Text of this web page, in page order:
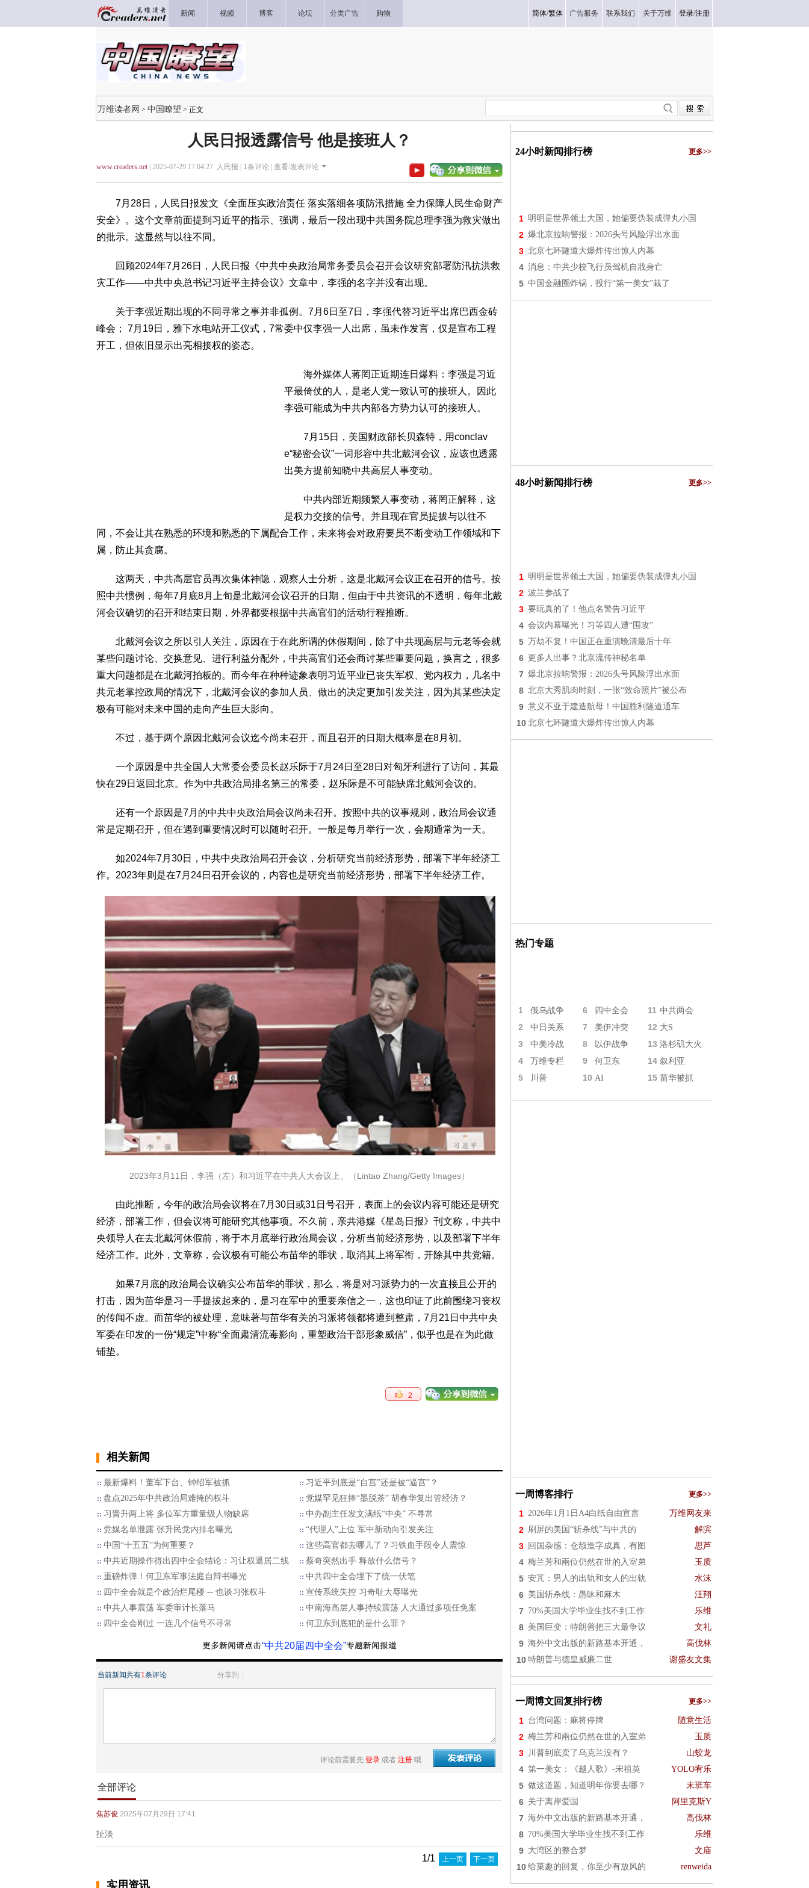
新闻 视频 博客 论坛 分类广告 购物 简体/繁体 广告服务 联系我们 关于万维 登录/注册
万维读者网 > 中国瞭望 > 正文
人民日报透露信号 他是接班人？
www.creaders.net| 2025-07-29 17:04:27 人民报 | 1条评论 | 查看/发表评论
7月28日，人民日报发文《全面压实政治责任 落实落细各项防汛措施 全力保障人民生命财产
安全》。这个文章前面提到习近平的指示、强调，最后一段出现中共国务院总理李强为救灾做出
的批示。这显然与以往不同。
回顾2024年7月26日，人民日报《中共中央政治局常务委员会召开会议研究部署防汛抗洪救
灾工作——中共中央总书记习近平主持会议》文章中，李强的名字并没有出现。
关于李强近期出现的不同寻常之事并非孤例。7月6日至7日，李强代替习近平出席巴西金砖
峰会； 7月19日，雅下水电站开工仪式，7常委中仅李强一人出席，虽未作发言，仅是宣布工程
开工，但依旧显示出亮相接权的姿态。
海外媒体人蒋罔正近期连日爆料：李强是习近
平最倚仗的人，是老人党一致认可的接班人。因此
李强可能成为中共内部各方势力认可的接班人。
7月15日，美国财政部长贝森特，用conclav
e“秘密会议”一词形容中共北戴河会议，应该也透露
出美方提前知晓中共高层人事变动。
中共内部近期频繁人事变动，蒋罔正解释，这
是权力交接的信号。并且现在官员提拔与以往不
同，不会让其在熟悉的环境和熟悉的下属配合工作，未来将会对政府要员不断变动工作领域和下
属，防止其贪腐。
这两天，中共高层官员再次集体神隐，观察人士分析，这是北戴河会议正在召开的信号。按
照中共惯例，每年7月底8月上旬是北戴河会议召开的日期，但由于中共资讯的不透明，每年北戴
河会议确切的召开和结束日期，外界都要根据中共高官们的活动行程推断。
北戴河会议之所以引人关注，原因在于在此所谓的休假期间，除了中共现高层与元老等会就
某些问题讨论、交换意见、进行利益分配外，中共高官们还会商讨某些重要问题，换言之，很多
重大问题都是在北戴河拍板的。而今年在种种迹象表明习近平业已丧失军权、党内权力，几名中
共元老掌控政局的情况下，北戴河会议的参加人员、做出的决定更加引发关注，因为其某些决定
极有可能对未来中国的走向产生巨大影向。
不过，基于两个原因北戴河会议迄今尚未召开，而且召开的日期大概率是在8月初。
一个原因是中共全国人大常委会委员长赵乐际于7月24日至28日对匈牙利进行了访问，其最
快在29日返回北京。作为中共政治局排名第三的常委，赵乐际是不可能缺席北戴河会议的。
还有一个原因是7月的中共中央政治局会议尚未召开。按照中共的议事规则，政治局会议通
常是定期召开，但在遇到重要情况时可以随时召开。一般是每月举行一次，会期通常为一天。
如2024年7月30日，中共中央政治局召开会议，分析研究当前经济形势，部署下半年经济工
作。2023年则是在7月24日召开会议的，内容也是研究当前经济形势，部署下半年经济工作。
2023年3月11日，李强（左）和习近平在中共人大会议上。（Lintao Zhang/Getty Images）
由此推断，今年的政治局会议将在7月30日或31日号召开，表面上的会议内容可能还是研究
经济，部署工作，但会议将可能研究其他事项。不久前，亲共港媒《星岛日报》刊文称，中共中
央领导人在去北戴河休假前，将于本月底举行政治局会议，分析当前经济形势，以及部署下半年
经济工作。此外，文章称，会议极有可能公布苗华的罪状，取消其上将军衔，开除其中共党籍。
如果7月底的政治局会议确实公布苗华的罪状，那么，将是对习派势力的一次直接且公开的
打击，因为苗华是习一手提拔起来的，是习在军中的重要亲信之一，这也印证了此前围绕习丧权
的传闻不虚。而苗华的被处理，意味著与苗华有关的习派将领都将遭到整肃，7月21日中共中央
军委在印发的一份“规定”中称“全面肃清流毒影向，重塑政治干部形象威信”，似乎也是在为此做
铺垫。
2
相关新闻
最新爆料！董军下台、钟绍军被抓
习近平到底是“自宫”还是被“逼宫”？
盘点2025年中共政治局难掩的权斗
党媒罕见狂捧“墨脱茶” 胡春华复出管经济？
习晋升两上将 多位军方重量级人物缺席
中办副主任发文满纸“中央” 不寻常
党媒名单泄露 张升民党内排名曝光
“代理人”上位 军中新动向引发关注
中国“十五五”为何重要？
这些高官都去哪儿了？习铁血手段令人震惊
中共近期操作得出四中全会结论：习让权退居二线
蔡奇突然出手 释放什么信号？
重磅炸弹！何卫东军事法庭自辩书曝光
中共四中全会埋下了统一伏笔
四中全会就是个政治烂尾楼 -- 也谈习张权斗
宣传系统失控 习奇耻大辱曝光
中共人事震荡 军委审计长落马
中南海高层人事持续震荡 人大通过多项任免案
四中全会刚过 一连几个信号不寻常
何卫东到底犯的是什么罪？
“中共20届四中全会”
当前新闻共有1条评论 分享到：
评论前需要先 登录 或者 注册 哦
全部评论
焦苏俊 2025年07月29日 17:41
扯淡
1/1 上一页 下一页
实用资讯
24小时新闻排行榜 更多>>
1 明明是世界领土大国，她偏要伪装成弹丸小国
2 爆北京拉响警报：2026头号风险浮出水面
3 北京七环隧道大爆炸传出惊人内幕
4 消息：中共少校飞行员驾机自戕身亡
5 中国金融圈炸锅，投行“第一美女”栽了
48小时新闻排行榜 更多>>
1 明明是世界领土大国，她偏要伪装成弹丸小国
2 波兰参战了
3 要玩真的了！他点名警告习近平
4 会议内幕曝光！习等四人遭“围攻”
5 万劫不复！中国正在重演晚清最后十年
6 更多人出事？北京流传神秘名单
7 爆北京拉响警报：2026头号风险浮出水面
8 北京大秀肌肉时刻，一张“致命照片”被公布
9 意义不亚于建造航母！中国胜利隧道通车
10 北京七环隧道大爆炸传出惊人内幕
热门专题
1 俄乌战争 6 四中全会 11 中共两会
2 中日关系 7 美伊冲突 12 大S
3 中美冷战 8 以伊战争 13 洛杉矶大火
4 万维专栏 9 何卫东 14 叙利亚
5 川普 10 AI 15 苗华被抓
一周博客排行 更多>>
1 2026年1月1日A4白纸自由宣言 万维网友来
2 刷屏的美国“斩杀线”与中共的 解滨
3 回国杂感：仓颉造字成真，有图 思芦
4 梅兰芳和兩位仍然在世的入室弟 玉质
5 安芃：男人的出轨和女人的出轨 水沫
6 美国斩杀线：愚昧和麻木 汪翔
7 70%美国大学毕业生找不到工作 乐维
8 美国巨变：特朗普把三大最争议 文礼
9 海外中文出版的新路基本开通， 高伐林
10 特朗普与德皇威廉二世 谢盛友文集
一周博文回复排行榜 更多>>
1 台湾问题：麻将停牌 随意生活
2 梅兰芳和兩位仍然在世的入室弟 玉质
3 川普到底卖了乌克兰没有？ 山蛟龙
4 第一美女：《越人歌》-宋祖英 YOLO宥乐
5 做这道题，知道明年你要去哪？ 末班车
6 关于离岸爱国 阿里克斯Y
7 海外中文出版的新路基本开通， 高伐林
8 70%美国大学毕业生找不到工作 乐维
9 大湾区的整合梦 文庙
10 给菓趣的回复，你至少有放风的 renweida